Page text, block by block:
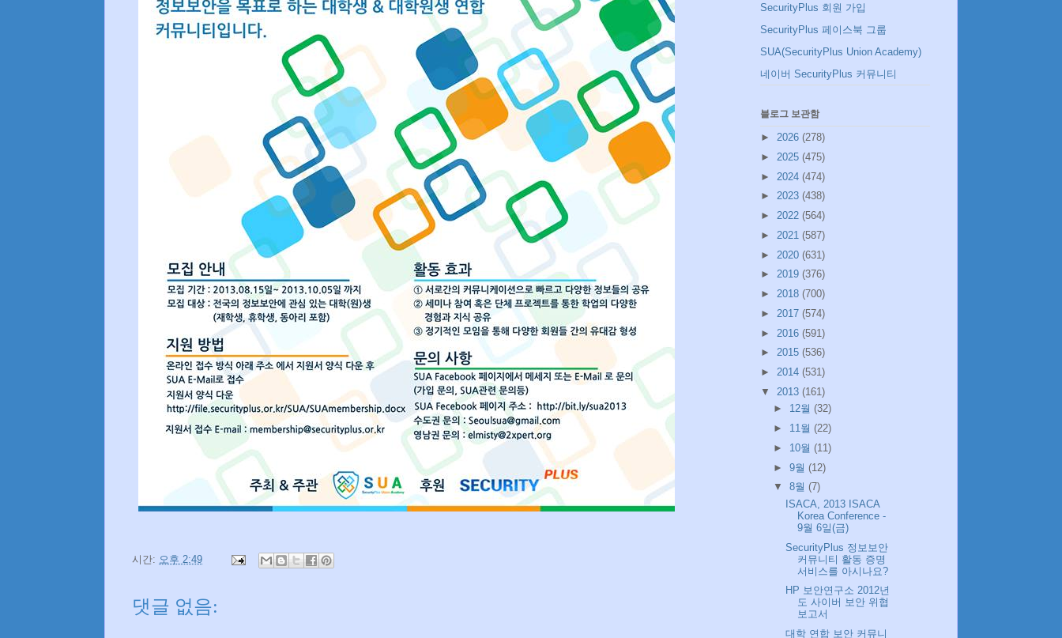
시간: 오후 2:49
댓글 없음:
SecurityPlus 회원 가입
SecurityPlus 페이스북 그룹
SUA(SecurityPlus Union Academy)
네이버 SecurityPlus 커뮤니티
블로그 보관함
► 2026 (278)
► 2025 (475)
► 2024 (474)
► 2023 (438)
► 2022 (564)
► 2021 (587)
► 2020 (631)
► 2019 (376)
► 2018 (700)
► 2017 (574)
► 2016 (591)
► 2015 (536)
► 2014 (531)
▼ 2013 (161)
► 12월 (32)
► 11월 (22)
► 10월 (11)
► 9월 (12)
▼ 8월 (7)
ISACA, 2013 ISACA
Korea Conference -
9월 6일(금)
SecurityPlus 정보보안
커뮤니티 활동 증명
서비스를 아시나요?
HP 보안연구소 2012년
도 사이버 보안 위협
보고서
대학 연합 보안 커뮤니